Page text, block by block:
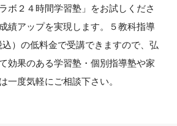
ボ２４時間学習塾」をお試しくださ
績アップを実現します。５教科指導
）の低料金で受講できますので、弘
効果のある学習塾・個別指導塾や家
一度気軽にご相談下さい。